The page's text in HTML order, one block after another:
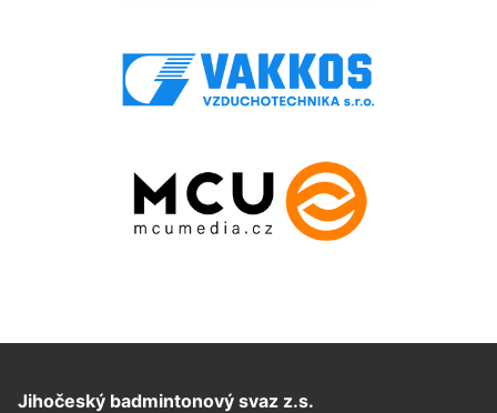
Jihočeský badmintonový svaz z.s.